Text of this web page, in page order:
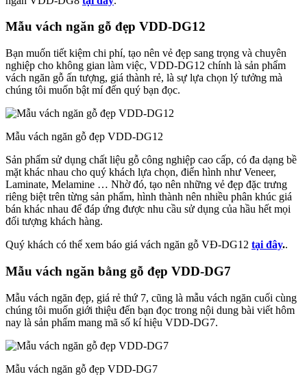
Mẫu vách ngăn gỗ đẹp VDD-DG12
Bạn muốn tiết kiệm chi phí, tạo nên vẻ đẹp sang trọng và chuyên
nghiệp cho không gian làm việc, VDD-DG12 chính là sản phẩm
vách ngăn gỗ ấn tượng, giá thành rẻ, là sự lựa chọn lý tưởng mà
chúng tôi muốn bật mí đến quý bạn đọc.
Mẫu vách ngăn gỗ đẹp VDD-DG12
Sản phẩm sử dụng chất liệu gỗ công nghiệp cao cấp, có đa dạng bề
mặt khác nhau cho quý khách lựa chọn, điển hình như Veneer,
Laminate, Melamine … Nhờ đó, tạo nên những vẻ đẹp đặc trưng
riêng biệt trên từng sản phẩm, hình thành nên nhiều phân khúc giá
bán khác nhau để đáp ứng được nhu cầu sử dụng của hầu hết mọi
đối tượng khách hàng.
Quý khách có thể xem báo giá vách ngăn gỗ VĐ-DG12 tại đây..
Mẫu vách ngăn bằng gỗ đẹp VDD-DG7
Mẫu vách ngăn đẹp, giá rẻ thứ 7, cũng là mẫu vách ngăn cuối cùng
chúng tôi muốn giới thiệu đến bạn đọc trong nội dung bài viết hôm
nay là sản phẩm mang mã số kí hiệu VDD-DG7.
Mẫu vách ngăn gỗ đẹp VDD-DG7